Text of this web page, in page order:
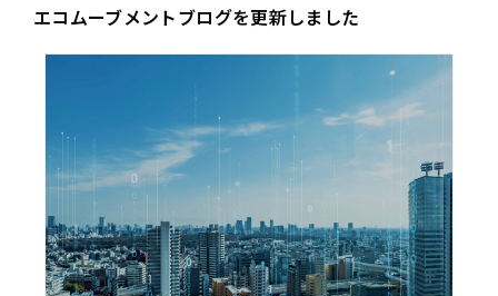
エコムーブメントブログを更新しました